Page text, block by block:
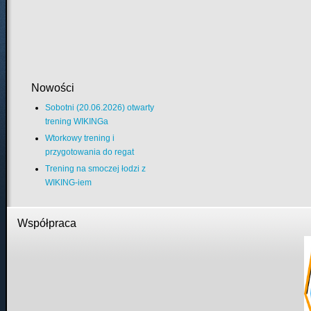
Nowości
Sobotni (20.06.2026) otwarty
trening WIKINGa
Wtorkowy trening i
przygotowania do regat
Trening na smoczej łodzi z
WIKING-iem
Współpraca